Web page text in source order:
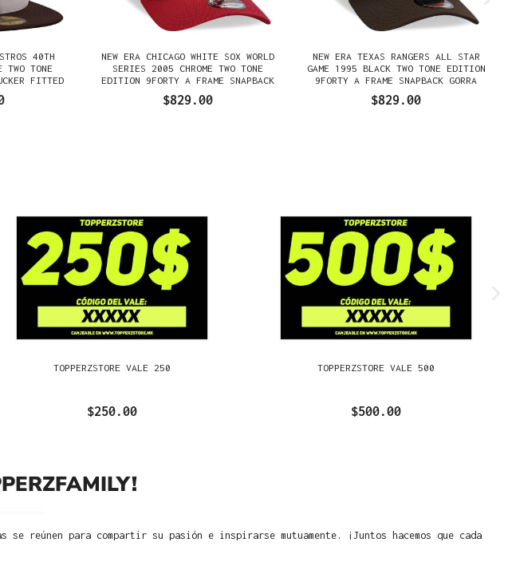
40TH
TWO TONE
FITTED
NEW ERA CHICAGO WHITE SOX WORLD
SERIES 2005 CHROME TWO TONE
EDITION 9FORTY A FRAME SNAPBACK
$829.00
NEW ERA TEXAS RANGERS ALL STAR
GAME 1995 BLACK TWO TONE EDITION
9FORTY A FRAME SNAPBACK GORRA
$829.00
TOPPERZSTORE VALE 250
$250.00
TOPPERZSTORE VALE 500
$500.00
reúnen para compartir su pasión e inspirarse mutuamente. ¡Juntos hacemos que cada